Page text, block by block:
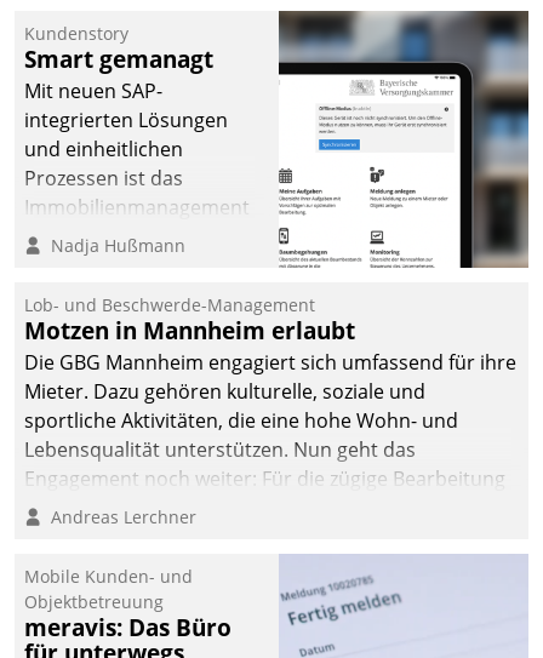
Kundenstory
Smart gemanagt
Mit neuen SAP-
integrierten Lösungen
und einheitlichen
Prozessen ist das
Immobilienmanagement
der Bayerischen
Ressort Kapitalanlage für
künftige Aufgaben und
Herausforderungen
gerüstet.
Nadja Hußmann
Lob- und Beschwerde-Management
Motzen in Mannheim erlaubt
Die GBG Mannheim engagiert sich umfassend für ihre
Mieter. Dazu gehören kulturelle, soziale und
sportliche Aktivitäten, die eine hohe Wohn- und
Lebensqualität unterstützen. Nun geht das
Engagement noch weiter: Für die zügige Bearbeitung
von Beschwerden – oder Lob – richtet das
und Beschwerde-Management einen eigenen Kanal
ein.
Andreas Lerchner
Mobile Kunden- und
Objektbetreuung
meravis: Das Büro